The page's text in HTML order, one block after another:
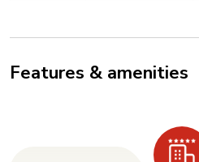
Features & amenities